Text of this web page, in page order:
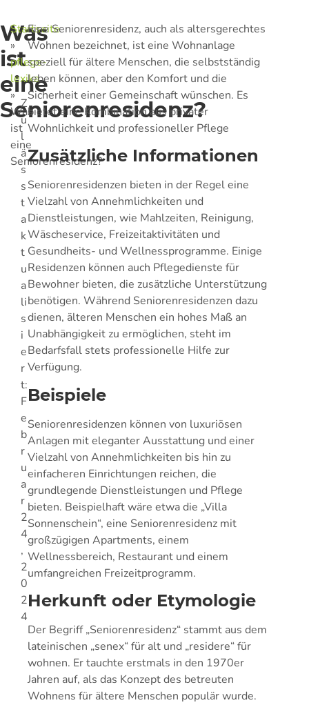
Was
ist
eine
Seniorenresidenz?
Startseite
»
pflege-
lexika
»
Was
ist
eine
Seniorenresidenz?
Z
u
l
ä
s
s
t
a
k
t
u
a
li
s
i
e
r
t:
F
e
b
r
u
a
r
2
4
,
2
0
2
4
Eine Seniorenresidenz, auch als altersgerechtes
Wohnen bezeichnet, ist eine Wohnanlage
speziell für ältere Menschen, die selbstständig
leben können, aber den Komfort und die
Sicherheit einer Gemeinschaft wünschen. Es
bietet eine Kombination aus privater
Wohnlichkeit und professioneller Pflege
Zusätzliche Informationen
Seniorenresidenzen bieten in der Regel eine
Vielzahl von Annehmlichkeiten und
Dienstleistungen, wie Mahlzeiten, Reinigung,
Wäscheservice, Freizeitaktivitäten und
Gesundheits- und Wellnessprogramme. Einige
Residenzen können auch Pflegedienste für
Bewohner bieten, die zusätzliche Unterstützung
benötigen. Während Seniorenresidenzen dazu
dienen, älteren Menschen ein hohes Maß an
Unabhängigkeit zu ermöglichen, steht im
Bedarfsfall stets professionelle Hilfe zur
Verfügung.
Beispiele
Seniorenresidenzen können von luxuriösen
Anlagen mit eleganter Ausstattung und einer
Vielzahl von Annehmlichkeiten bis hin zu
einfacheren Einrichtungen reichen, die
grundlegende Dienstleistungen und Pflege
bieten. Beispielhaft wäre etwa die „Villa
Sonnenschein“, eine Seniorenresidenz mit
großzügigen Apartments, einem
Wellnessbereich, Restaurant und einem
umfangreichen Freizeitprogramm.
Herkunft oder Etymologie
Der Begriff „Seniorenresidenz“ stammt aus dem
lateinischen „senex“ für alt und „residere“ für
wohnen. Er tauchte erstmals in den 1970er
Jahren auf, als das Konzept des betreuten
Wohnens für ältere Menschen populär wurde.